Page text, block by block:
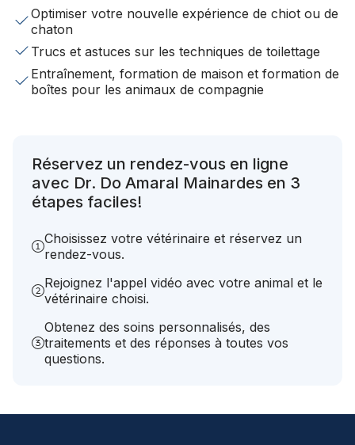
Optimiser votre nouvelle expérience de chiot ou de
chaton
Trucs et astuces sur les techniques de toilettage
Entraînement, formation de maison et formation de
boîtes pour les animaux de compagnie
Réservez un rendez-vous en ligne
avec Dr. Do Amaral Mainardes en 3
étapes faciles!
Choisissez votre vétérinaire et réservez un
rendez-vous.
Rejoignez l'appel vidéo avec votre animal et le
vétérinaire choisi.
Obtenez des soins personnalisés, des
traitements et des réponses à toutes vos
questions.